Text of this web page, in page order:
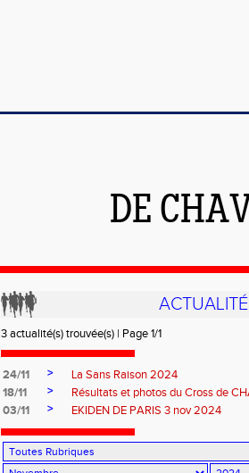
DE
3 actualité(s) trouvée(s) | Page 1/1
24/11 >
La Sans Raison 2024
18/11
>
Résultats et photos du Cross de
03/11
> EKIDEN DE PARIS 3 nov 2024